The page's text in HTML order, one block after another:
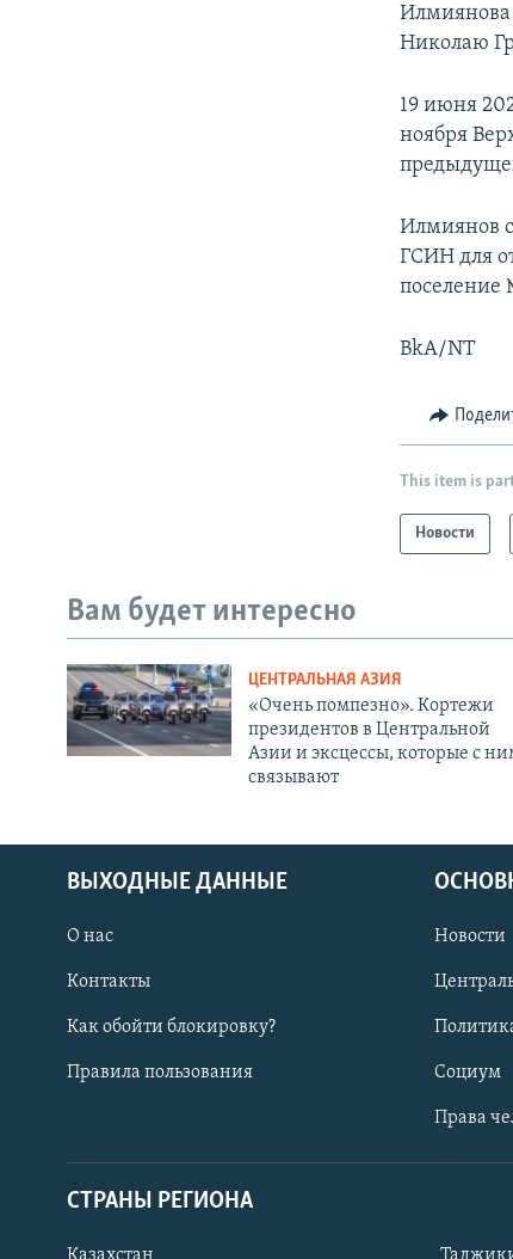
Илмиянова
Николаю
19 июня
ноября
Илмиянов
ГСИН для
поселение
BkA/NT
This item is
Новости
Вам будет интересно
ЦЕНТРАЛЬНАЯ АЗИЯ
«Очень помпезно». Кортежи
президентов в Центральной
Азии и эксцессы, которые с
связывают
ВЫХОДНЫЕ ДАННЫЕ
О нас
Контакты
Как обойти блокировку?
Правила пользования
Новости
Социум
Права
СТРАНЫ РЕГИОНА
Казахстан